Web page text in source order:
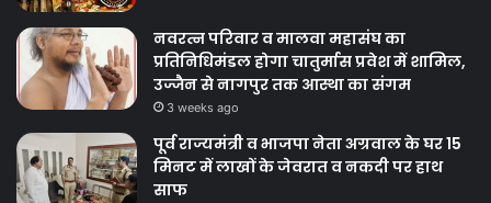
नवरत्न परिवार व मालवा महासंघ का
प्रतिनिधिमंडल होगा चातुर्मास प्रवेश में शामिल,
उज्जैन से नागपुर तक आस्था का संगम
3 weeks ago
पूर्व राज्यमंत्री व भाजपा नेता अग्रवाल के घर 15
मिनट में लाखों के जेवरात व नकदी पर हाथ
साफ